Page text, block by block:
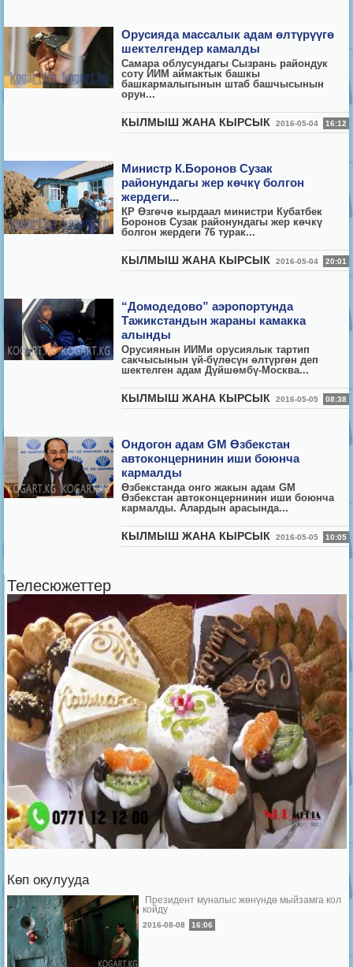
Орусияда массалык адам өлтүрүүгө
шектелгендер камалды
Самара облусундагы Сызрань райондук
соту ИИМ аймактык башкы
башкармалыгынын штаб башчысынын
орун...
КЫЛМЫШ ЖАНА КЫРСЫК 2016-05-04 16:12
Министр К.Боронов Сузак
районундагы жер көчкү болгон
жердеги...
КР Өзгөчө кырдаал министри Кубатбек
Боронов Сузак районундагы жер көчкү
болгон жердеги 76 турак...
КЫЛМЫШ ЖАНА КЫРСЫК 2016-05-04 20:01
“Домодедово” аэропортунда
Тажикстандын жараны камакка
алынды
Орусиянын ИИМи орусиялык тартип
сакчысынын үй-бүлөсүн өлтүргөн деп
шектелген адам Дүйшөмбү-Москва...
КЫЛМЫШ ЖАНА КЫРСЫК 2016-05-05 08:38
Ондогон адам GM Өзбекстан
автоконцернинин иши боюнча
кармалды
Өзбекстанда онго жакын адам GM
Өзбекстан автоконцернинин иши боюнча
кармалды. Алардын арасында...
КЫЛМЫШ ЖАНА КЫРСЫК 2016-05-05 10:05
Телесюжеттер
Көп окулууда
Президент мунапыс жөнүндө мыйзамга кол
койду
2016-08-08 16:06